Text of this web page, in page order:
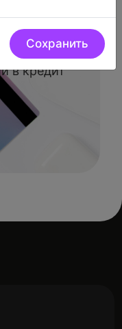
Сохранить
в кредит